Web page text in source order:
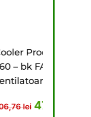
FT
cm – 3
fost: 706,76
curent este: